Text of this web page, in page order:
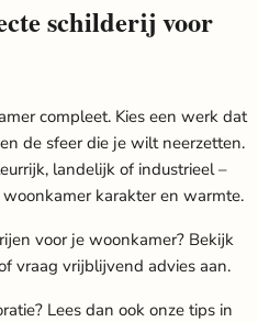
schilderij voor
compleet. Kies een werk dat
de sfeer die je wilt neerzetten.
landelijk of industrieel –
karakter en warmte.
voor je woonkamer? Bekijk
vraag vrijblijvend advies aan.
Lees dan ook onze tips in